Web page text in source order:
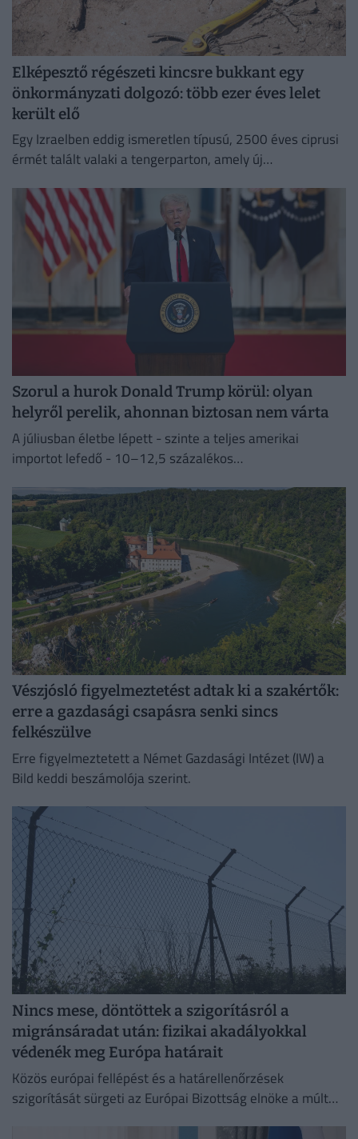
Elképesztő régészeti kincsre bukkant egy
önkormányzati dolgozó: több ezer éves lelet
került elő
Egy Izraelben eddig ismeretlen típusú, 2500 éves ciprusi
érmét talált valaki a tengerparton, amely új
kereskedelemről.
Szorul a hurok Donald Trump körül: olyan
helyről perelik, ahonnan biztosan nem várta
A júliusban életbe lépett - szinte a teljes amerikai
importot lefedő - 10–12,5 százalékos
fellépéssel indokolja.
Vészjósló figyelmeztetést adtak ki a szakértők:
erre a gazdasági csapásra senki sincs
felkészülve
Erre figyelmeztetett a Német Gazdasági Intézet (IW) a
Bild keddi beszámolója szerint.
Nincs mese, döntöttek a szigorításról a
migránsáradat után: fizikai akadályokkal
védenék meg Európa határait
Közös európai fellépést és a határellenőrzések
szigorítását sürgeti az Európai Bizottság elnöke a múlt